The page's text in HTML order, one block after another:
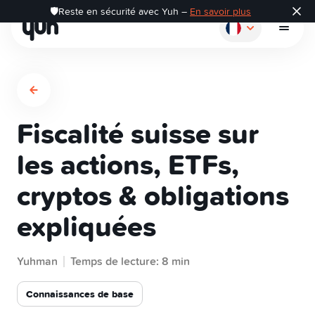
🛡️Reste en sécurité avec Yuh – En savoir plus
Comment ça marche?
Payer
Épargner
Fiscalité suisse sur
les actions, ETFs,
cryptos & obligations
expliquées
Yuhman Temps de lecture: 8 min
Connaissances de base